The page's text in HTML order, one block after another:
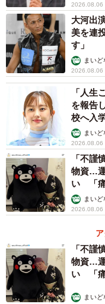
2026.08.06
大河出
美を連
す」
まいど
2026.08.06
「人生
を報告
校へ入
まいど
2026.08.06
「不謹
物資…
い 「痛
まいど
2026.08.06
「不謹
物資…
い 「痛
まいど